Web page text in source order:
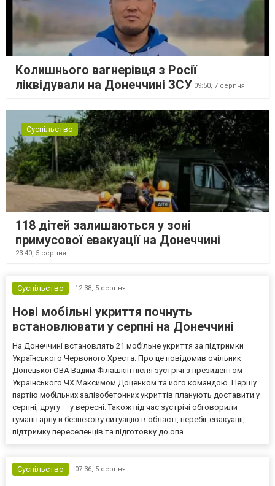
Колишнього вагнерівця з Росії
ліквідували на Донеччині ЗСУ 09:50, 7 серпня
Суспільство
118 дітей залишаються у зоні
примусової евакуації на Донеччині
23:40, 5 серпня
Суспільство 12:38, 5 серпня
Нові мобільні укриття почнуть
встановлювати у серпні на Донеччині
На Донеччині встановлять 21 мобільне укриття за підтримки
Українського Червоного Хреста. Про це повідомив очільник
Донецької ОВА Вадим Філашкін після зустрічі з президентом
Українського ЧХ Максимом Доценком та його командою. Першу
партію мобільних залізобетонних укриттів планують доставити у
серпні, другу — у вересні. Також під час зустрічі обговорили
гуманітарну й безпекову ситуацію в області, перебіг евакуації,
підтримку переселенців та підготовку до опа...
Суспільство 07:36, 5 серпня